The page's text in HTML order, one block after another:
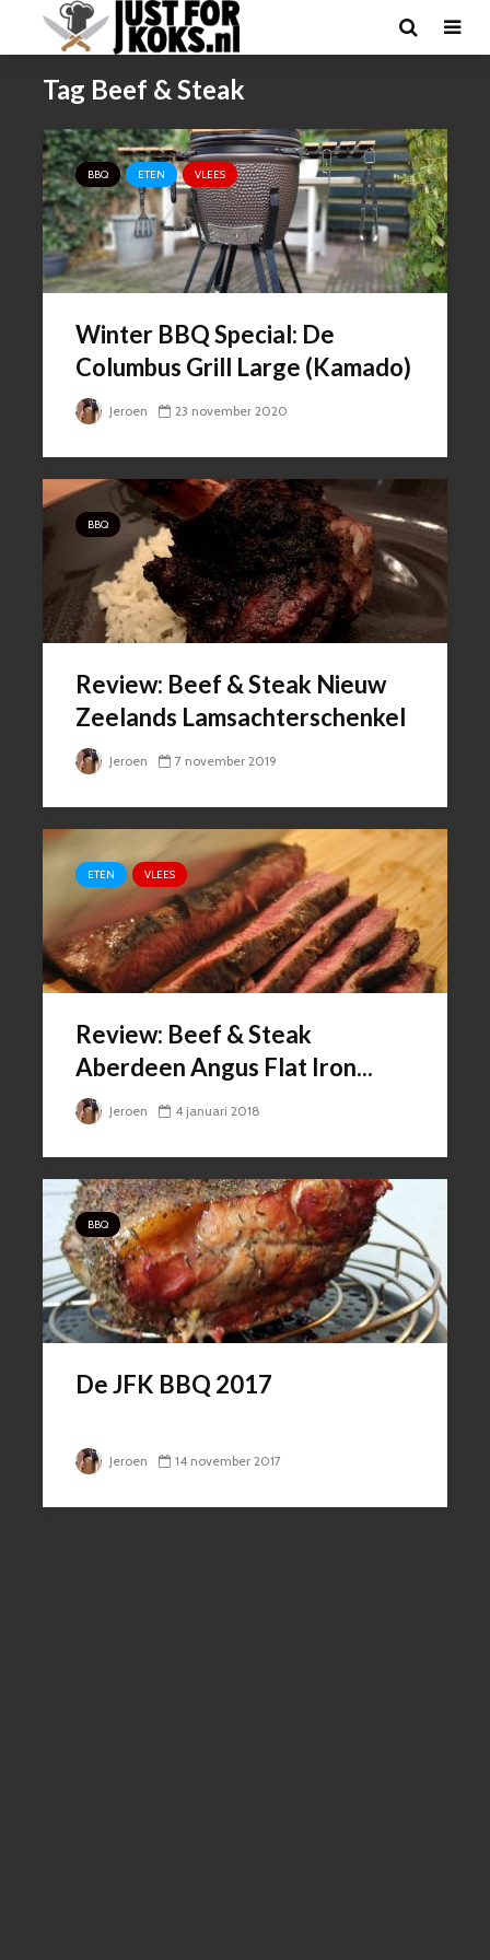
Tag Beef & Steak
BBQ ETEN VLEES
Winter BBQ Special: De
Columbus Grill Large (Kamado)
Jeroen 23 november 2020
BBQ
Review: Beef & Steak Nieuw
Zeelands Lamsachterschenkel
Jeroen 7 november 2019
ETEN VLEES
Review: Beef & Steak
Aberdeen Angus Flat Iron...
Jeroen 4 januari 2018
BBQ
De JFK BBQ 2017
Jeroen 14 november 2017